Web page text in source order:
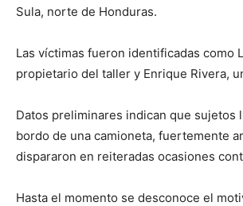
Sula, norte de Honduras.
Las víctimas fueron identificadas como
propietario del taller y Enrique Rivera,
Datos preliminares indican que sujetos
bordo de una camioneta, fuertemente
dispararon en reiteradas ocasiones
Hasta el momento se desconoce el